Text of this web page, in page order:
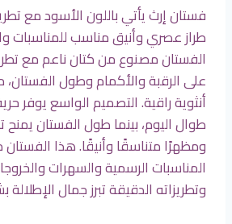
فستان إرث يأتي باللون الأسود مع
طراز عصري وأنيق مناسب للمناسبات
الفستان مصنوع من كتان ناعم مع
على الرقبة والأكمام وطول الفستان،
أنثوية راقية. التصميم الواسع يوفر
طوال اليوم، بينما طول الفستان
ومظهرًا متناسقًا وأنيقًا. هذا الفستان
المناسبات الرسمية والسهرات
وتطريزاته الدقيقة تبرز جمال الإطلالة